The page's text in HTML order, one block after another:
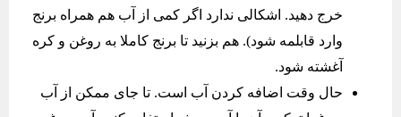
خرج دهید. اشکالی ندارد اگر کمی از آب هم همراه برنج
وارد قابلمه شود). هم بزنید تا برنج کاملا به روغن و کره
آغشته شود.
حال وقت اضافه کردن آب است. تا جای ممکن از آب